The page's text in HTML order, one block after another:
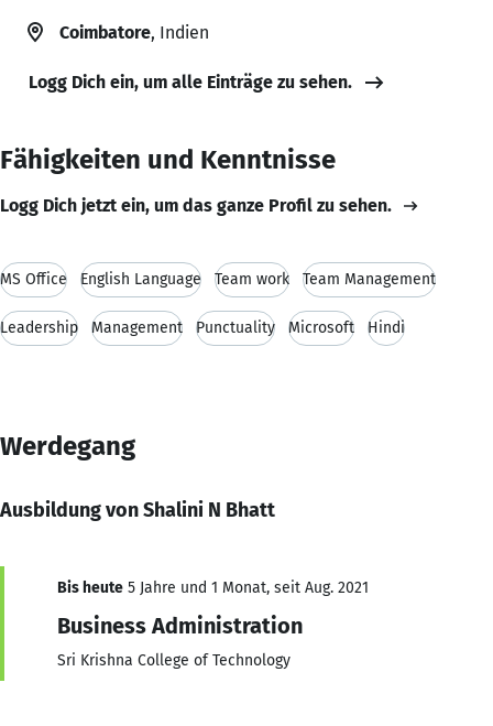
Coimbatore, Indien
Logg Dich ein, um alle Einträge zu sehen.
Fähigkeiten und Kenntnisse
Logg Dich jetzt ein, um das ganze Profil zu sehen.
MS Office English Language Team work Team Management
Leadership Management Punctuality Microsoft Hindi
Werdegang
Ausbildung von Shalini N Bhatt
Bis heute 5 Jahre und 1 Monat, seit Aug. 2021
Business Administration
Sri Krishna College of Technology